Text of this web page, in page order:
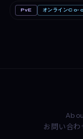
どろぼうノーム
PvE オンラインCo-
お問い合